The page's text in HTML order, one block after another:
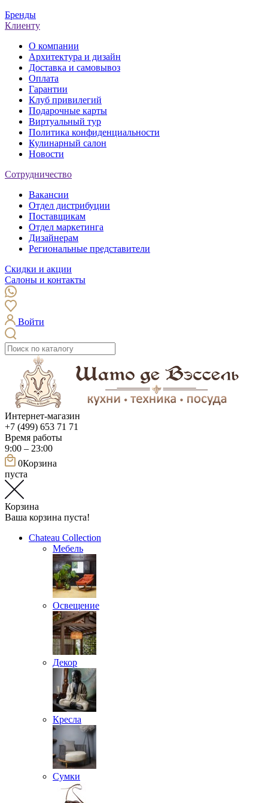
Бренды
Клиенту
О компании
Архитектура и дизайн
Доставка и самовывоз
Оплата
Гарантии
Клуб привилегий
Подарочные карты
Виртуальный тур
Политика конфиденциальности
Кулинарный салон
Новости
Сотрудничество
Вакансии
Отдел дистрибуции
Поставщикам
Отдел маркетинга
Дизайнерам
Региональные представители
Скидки и акции
Салоны и контакты
Войти
Интернет-магазин
+7 (499) 653 71 71
Время работы
9:00 – 23:00
0Корзина
пуста
Корзина
Ваша корзина пуста!
Chateau Collection
Мебель
Освещение
Декор
Кресла
Сумки